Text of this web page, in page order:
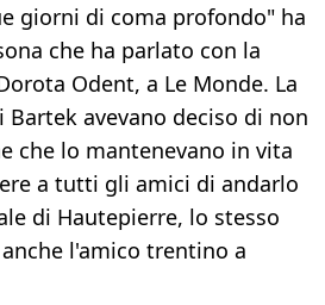
giorni di coma profondo" ha
che ha parlato con la
Odent, a Le Monde. La
avevano deciso di non
che lo mantenevano in vita
a tutti gli amici di andarlo
di Hautepierre, lo stesso
l'amico trentino a